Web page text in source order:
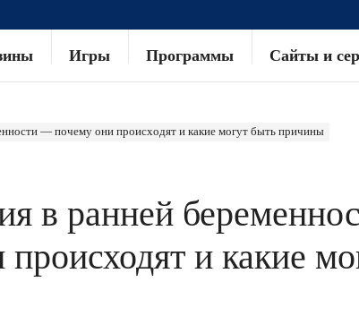
Игры Программы Сайты и
— почему они происходят и какие могут быть причины
в ранней
и какие